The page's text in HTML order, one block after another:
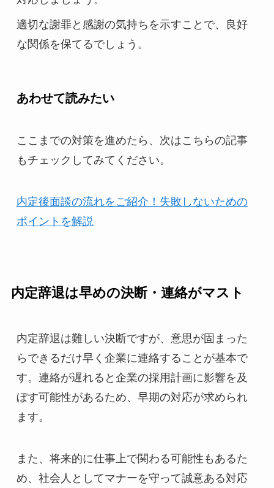
適切な謝罪と感謝の気持ちを示すことで、良好
な関係を保てるでしょう。
あわせて読みたい
ここまでの対策を進めたら、次はこちらの記事
もチェックしてみてください。
内定後面談の流れをご紹介！失敗しないための
ポイントを解説
内定辞退は早めの決断・連絡がマスト
内定辞退は難しい決断ですが、意思が固まった
らできるだけ早く企業に連絡することが基本で
す。連絡が遅れると企業の採用計画に影響を及
ぼす可能性があるため、早期の対応が求められ
ます。
また、将来的に仕事上で関わる可能性もあるた
め、社会人としてマナーを守って誠意ある対応